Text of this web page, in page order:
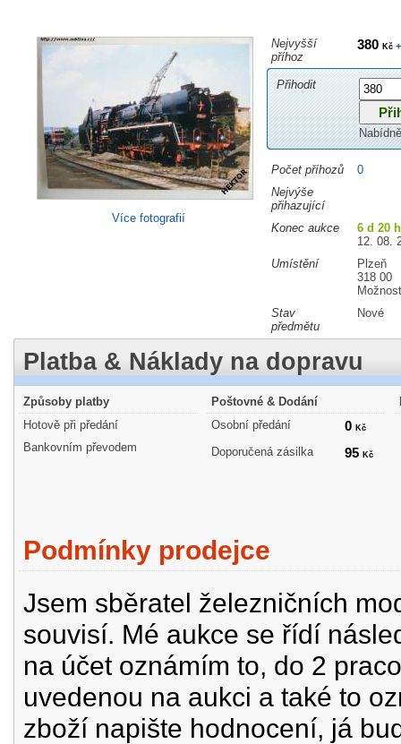
Více fotografií
Nejvyšší
příhoz
380 Kč+
Přihodit
Počet příhozů
0
Nejvýše
přihazující
Konec aukce
6 d 20
12. 08.
Umístění
Plzeň
318 00
Stav
předmětu
Nové
Platba & Náklady na dopravu
Způsoby platby
Hotově při předání
Bankovním převodem
Poštovné & Dodání
Osobní předání
0 Kč
Doporučená zásilka 95 Kč
Podmínky prodejce
Jsem sběratel železničních
souvisí. Mé aukce se řídí
na účet oznámím to, do 2
uvedenou na aukci a také to
zboží napište hodnocení, já